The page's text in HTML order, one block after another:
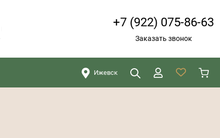
+7 (922) 075-86-63
Заказать звонок
Ижевск